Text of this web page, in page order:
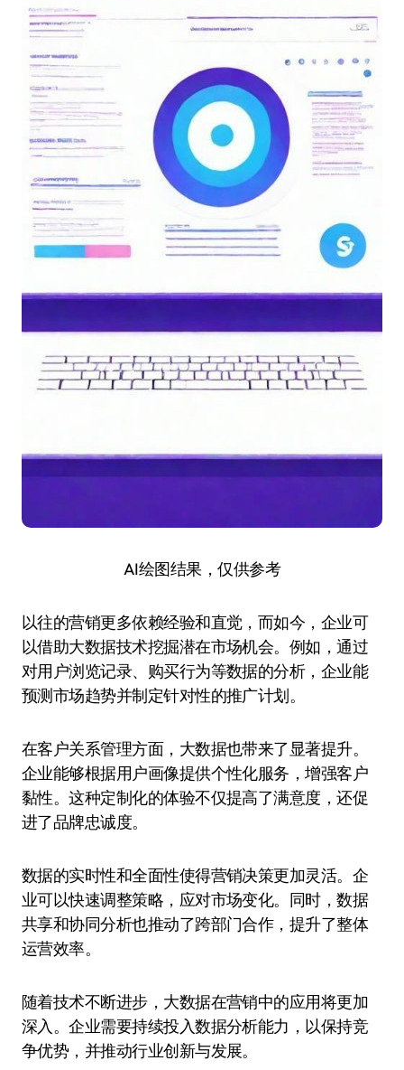
AI绘图结果，仅供参考
以往的营销更多依赖经验和直觉，而如今，企业可
以借助大数据技术挖掘潜在市场机会。例如，通过
对用户浏览记录、购买行为等数据的分析，企业能
预测市场趋势并制定针对性的推广计划。
在客户关系管理方面，大数据也带来了显著提升。
企业能够根据用户画像提供个性化服务，增强客户
黏性。这种定制化的体验不仅提高了满意度，还促
进了品牌忠诚度。
数据的实时性和全面性使得营销决策更加灵活。企
业可以快速调整策略，应对市场变化。同时，数据
共享和协同分析也推动了跨部门合作，提升了整体
运营效率。
随着技术不断进步，大数据在营销中的应用将更加
深入。企业需要持续投入数据分析能力，以保持竞
争优势，并推动行业创新与发展。